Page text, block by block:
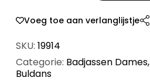
Voeg toe aan verlanglijstje
SKU: 19914
Categorie: Badjassen Dames,
Buldans